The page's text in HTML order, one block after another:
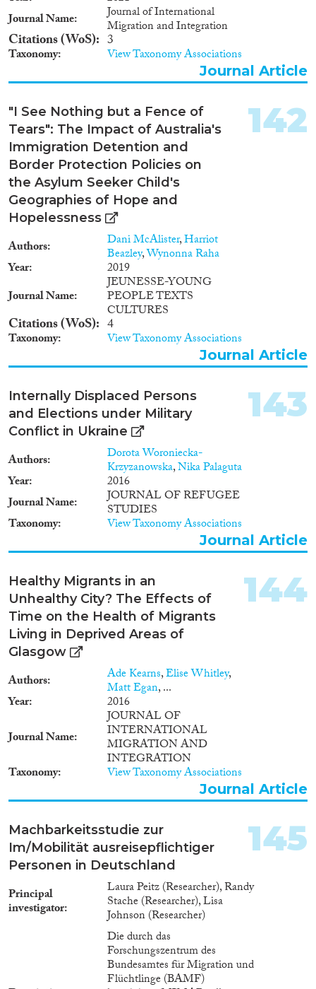
Journal Name
Journal of International
Migration and Integration
Citations (WoS) 3
Taxonomy View Taxonomy Associations
Journal Article
"I See Nothing but a Fence of
Tears": The Impact of Australia's
Immigration Detention and
Border Protection Policies on
the Asylum Seeker Child's
Geographies of Hope and
Hopelessness
Authors Dani McAlister,Harriot
Beazley,Wynonna Raha
Year
2019
Journal Name
JEUNESSE-YOUNG
PEOPLE TEXTS
CULTURES
Citations (WoS) 4
Taxonomy View Taxonomy Associations
142
Journal Article
Internally Displaced Persons
and Elections under Military
Conflict in Ukraine
Authors Dorota Woroniecka-
Krzyzanowska,Nika Palaguta
Year
2016
Journal Name
JOURNAL OF REFUGEE
STUDIES
Taxonomy View Taxonomy Associations
143
Journal Article
Healthy Migrants in an
Unhealthy City? The Effects of
Time on the Health of Migrants
Living in Deprived Areas of
Glasgow
Authors Ade Kearns,Elise Whitley,
Matt Egan, ...
Year
2016
Journal Name
JOURNAL OF
INTERNATIONAL
MIGRATION AND
INTEGRATION
Taxonomy View Taxonomy Associations
144
Journal Article
Machbarkeitsstudie zur
Im/Mobilität ausreisepflichtiger
Personen in Deutschland
Principal
investigator
Laura Peitz (Researcher), Randy
Stache (Researcher), Lisa
Johnson (Researcher)
Die durch das
Forschungszentrum des
Bundesamtes für Migration und
Flüchtlinge (BAMF)
145